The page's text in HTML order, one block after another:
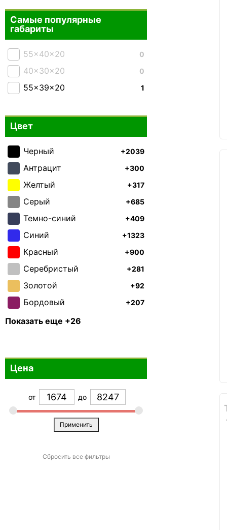
Самые популярные
габариты
0
55x40x20
0
40x30x20
1
55x39x20
Цвет
+2039
Черный
+300
Антрацит
+317
Желтый
+685
Серый
+409
Темно-синий
+1323
Синий
+900
Красный
+281
Серебристый
+92
Золотой
+207
Бордовый
Зеленый
Фиолетовый
Коричневый
Голубой
Бежевый
Показать еще +26
Цена
от до
Применить
Сбросить все фильтры